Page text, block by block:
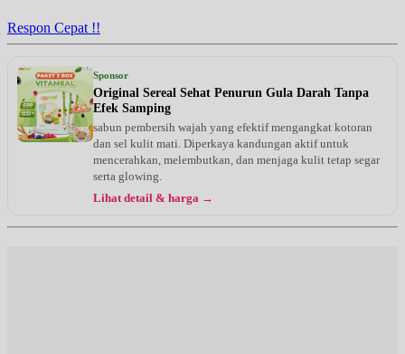
Respon Cepat !!
Sponsor
Original Sereal Sehat Penurun Gula Darah Tanpa
Efek Samping
sabun pembersih wajah yang efektif mengangkat kotoran
dan sel kulit mati. Diperkaya kandungan aktif untuk
mencerahkan, melembutkan, dan menjaga kulit tetap segar
serta glowing.
Lihat detail & harga →